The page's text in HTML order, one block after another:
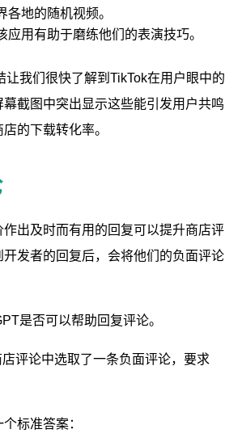
各地的随机视频。
应用有助于磨练他们的表演技巧。
让我们很快了解到TikTok在用户眼中的
截图中突出显示这些能引发用户共鸣
的下载转化率。
出及时而有用的回复可以提升商店评
发者的回复后，会将他们的负面评论
是否可以帮助回复评论。
评论中选取了一条负面评论，要求
标准答案：